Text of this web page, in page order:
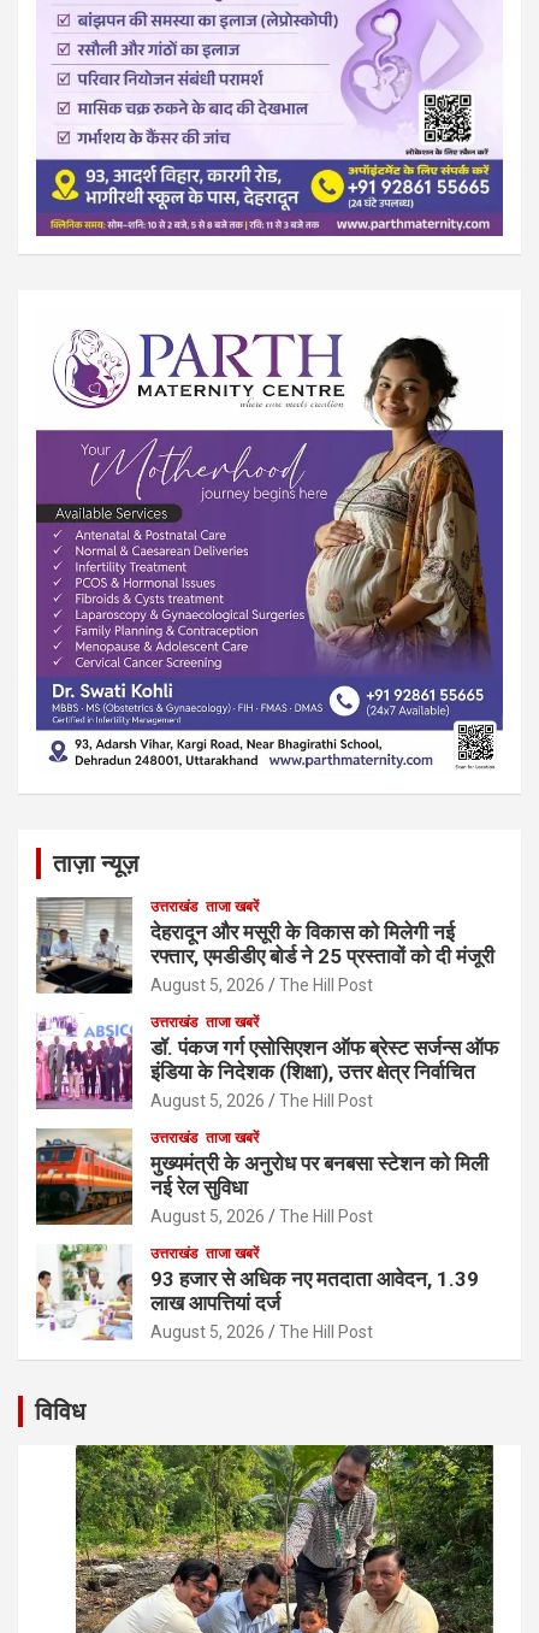
ताज़ा न्यूज़
उत्तराखंड ताजा खबरें
देहरादून और मसूरी के विकास को मिलेगी नई
रफ्तार, एमडीडीए बोर्ड ने 25 प्रस्तावों को दी मंजूरी
August 5, 2026 The Hill Post
उत्तराखंड ताजा खबरें
डॉ. पंकज गर्ग एसोसिएशन ऑफ ब्रेस्ट सर्जन्स ऑफ
इंडिया के निदेशक (शिक्षा), उत्तर क्षेत्र निर्वाचित
August 5, 2026 The Hill Post
उत्तराखंड ताजा खबरें
मुख्यमंत्री के अनुरोध पर बनबसा स्टेशन को मिली
नई रेल सुविधा
August 5, 2026 The Hill Post
उत्तराखंड ताजा खबरें
93 हजार से अधिक नए मतदाता आवेदन, 1.39
लाख आपत्तियां दर्ज
August 5, 2026 The Hill Post
विविध